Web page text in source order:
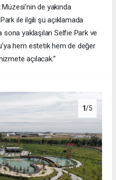
de yakında
ile ilgili şu açıklamada
sona yaklaşılan Selfie Park ve
hem estetik hem de değer
açılacak.”
1/5